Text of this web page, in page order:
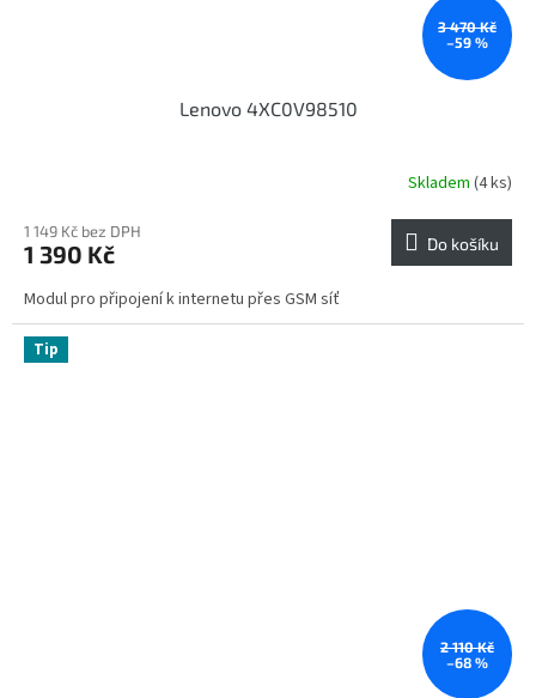
3 470 Kč
–59 %
Lenovo 4XC0V98510
Skladem (4 ks)
1 149 Kč bez DPH
1 390 Kč Do košíku
Modul pro připojení k internetu přes GSM síť
Tip
2 110 Kč
–68 %